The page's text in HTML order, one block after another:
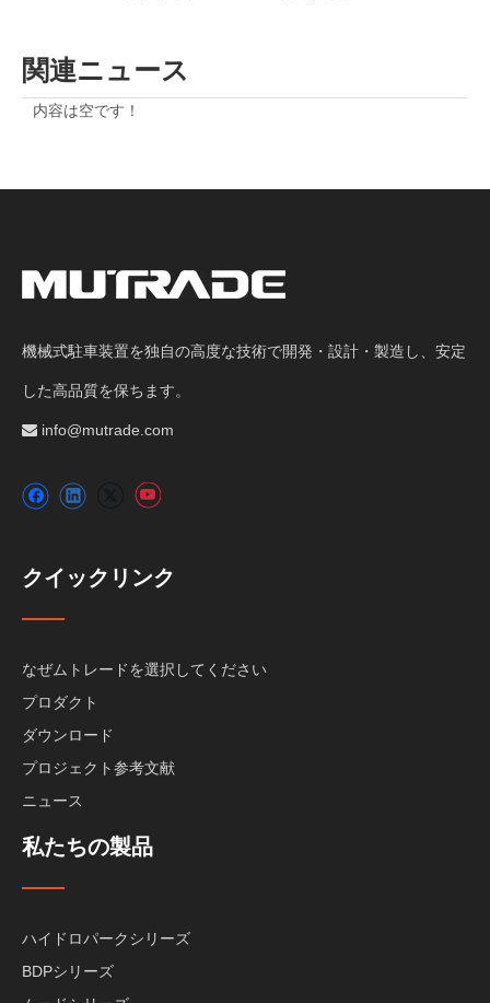
関連ニュース
内容は空です！
機械式駐車装置を独自の高度な技術で開発・設計・製造し、安定
した高品質を保ちます。
 info@mutrade.com
クイックリンク
なぜムトレードを選択してください
プロダクト
ダウンロード
プロジェクト参考文献
ニュース
私たちの製品
ハイドロパークシリーズ
BDPシリーズ